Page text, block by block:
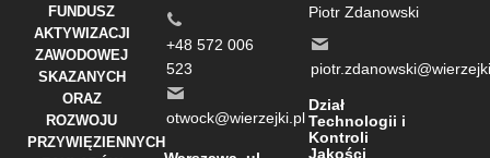
FUNDUSZ
AKTYWIZACJI
ZAWODOWEJ
SKAZANYCH
ORAZ
ROZWOJU
PRZYWIĘZIENNYCH
+48 572 006
523
otwock@wierzejki.pl
Piotr Zdanowski
Dział
Technologii i
Kontroli
Jakości